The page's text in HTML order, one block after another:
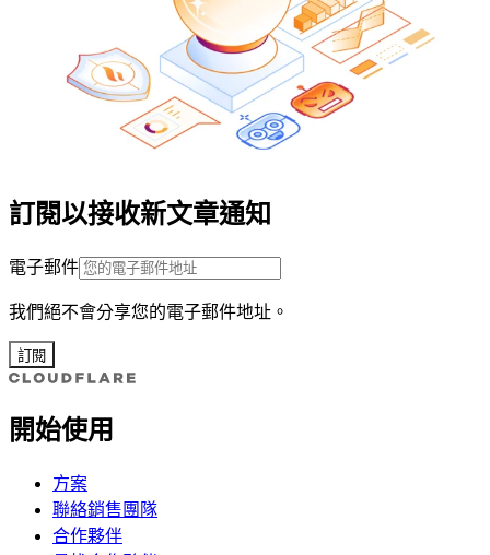
訂閱以接收新文章通知
電子郵件
我們絕不會分享您的電子郵件地址。
訂閱
開始使用
方案
聯絡銷售團隊
合作夥伴